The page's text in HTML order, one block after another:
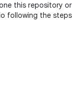
this repository or
following the steps